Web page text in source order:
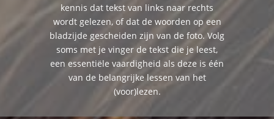
kennis dat tekst van links naar rechts
wordt gelezen, of dat de woorden op een
bladzijde gescheiden zijn van de foto. Volg
soms met je vinger de tekst die je leest,
een essentiële vaardigheid als deze is één
van de belangrijke lessen van het
(voor)lezen.